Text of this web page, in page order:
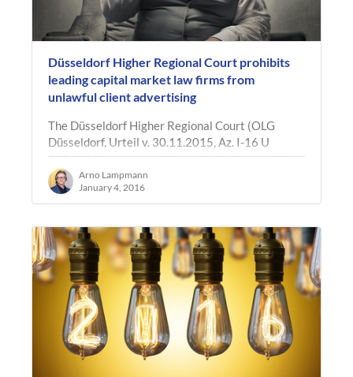
Düsseldorf Higher Regional Court prohibits
leading capital market law firms from
unlawful client advertising
The Düsseldorf Higher Regional Court (OLG
Düsseldorf, Urteil v. 30.11.2015, Az. I-16 U
263/14) has, on appeal by an issuing house of
closed-end property funds, overturned…
Arno Lampmann
January 4, 2016